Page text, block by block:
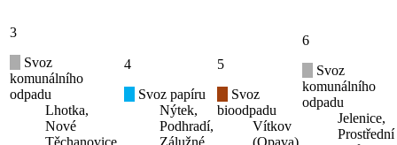
3
Svoz
komunálního
odpadu
Lhotka,
Nové
4
Svoz papíru
Nýtek,
Podhradí,
5
Svoz
bioodpadu
Vítkov
6
Svoz
komunálního
odpadu
Jelenice,
Prostřední